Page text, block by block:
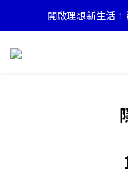
開啟理想新生活